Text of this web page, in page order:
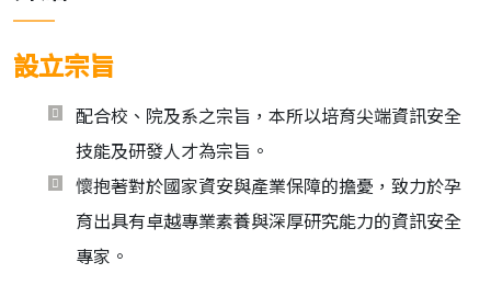
設立宗旨
配合校、院及系之宗旨，本所以培育尖端資訊安全
技能及研發人才為宗旨。
懷抱著對於國家資安與產業保障的擔憂，致力於孕
育出具有卓越專業素養與深厚研究能力的資訊安全
專家。